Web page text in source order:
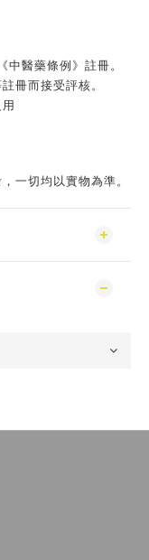
醫藥條例》註冊。
冊而接受評核。
一切均以實物為準。